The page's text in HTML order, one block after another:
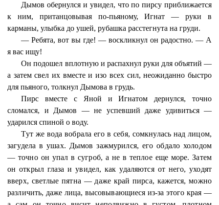
Дымов обернулся и увидел, что по пирсу приближается
к ним, пританцовывая по-пьяному, Игнат — руки в
карманы, улыбка до ушей, рубашка расстегнута на груди.
— Ребята, вот вы где! — воскликнул он радостно. — А
я вас ищу!
Он подошел вплотную и распахнул руки для объятий —
а затем свел их вместе и изо всех сил, неожиданно быстро
для пьяного, толкнул Дымова в грудь.
Пирс вместе с Яной и Игнатом дернулся, точно
сломался, и Дымов — не успевший даже удивиться —
ударился спиной о воду.
Тут же вода вобрала его в себя, сомкнулась над лицом,
загудела в ушах. Дымов зажмурился, его обдало холодом
— точно он упал в сугроб, а не в теплое еще море. Затем
он открыл глаза и увидел, как удаляются от него, уходят
вверх, светлые пятна — даже край пирса, кажется, можно
различить, даже лица, высовывающиеся из-за этого края —